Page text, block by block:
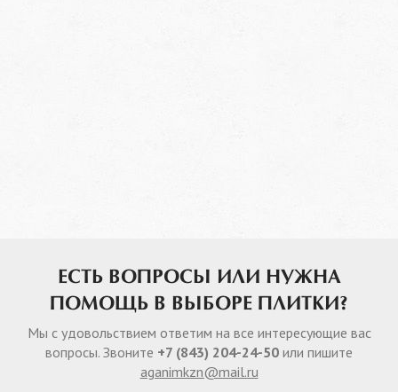
ЕСТЬ ВОПРОСЫ ИЛИ НУЖНА
ПОМОЩЬ В ВЫБОРЕ ПЛИТКИ?
Мы с удовольствием ответим на все интересующие вас
вопросы. Звоните +7 (843) 204-24-50 или пишите
aganimkzn@mail.ru